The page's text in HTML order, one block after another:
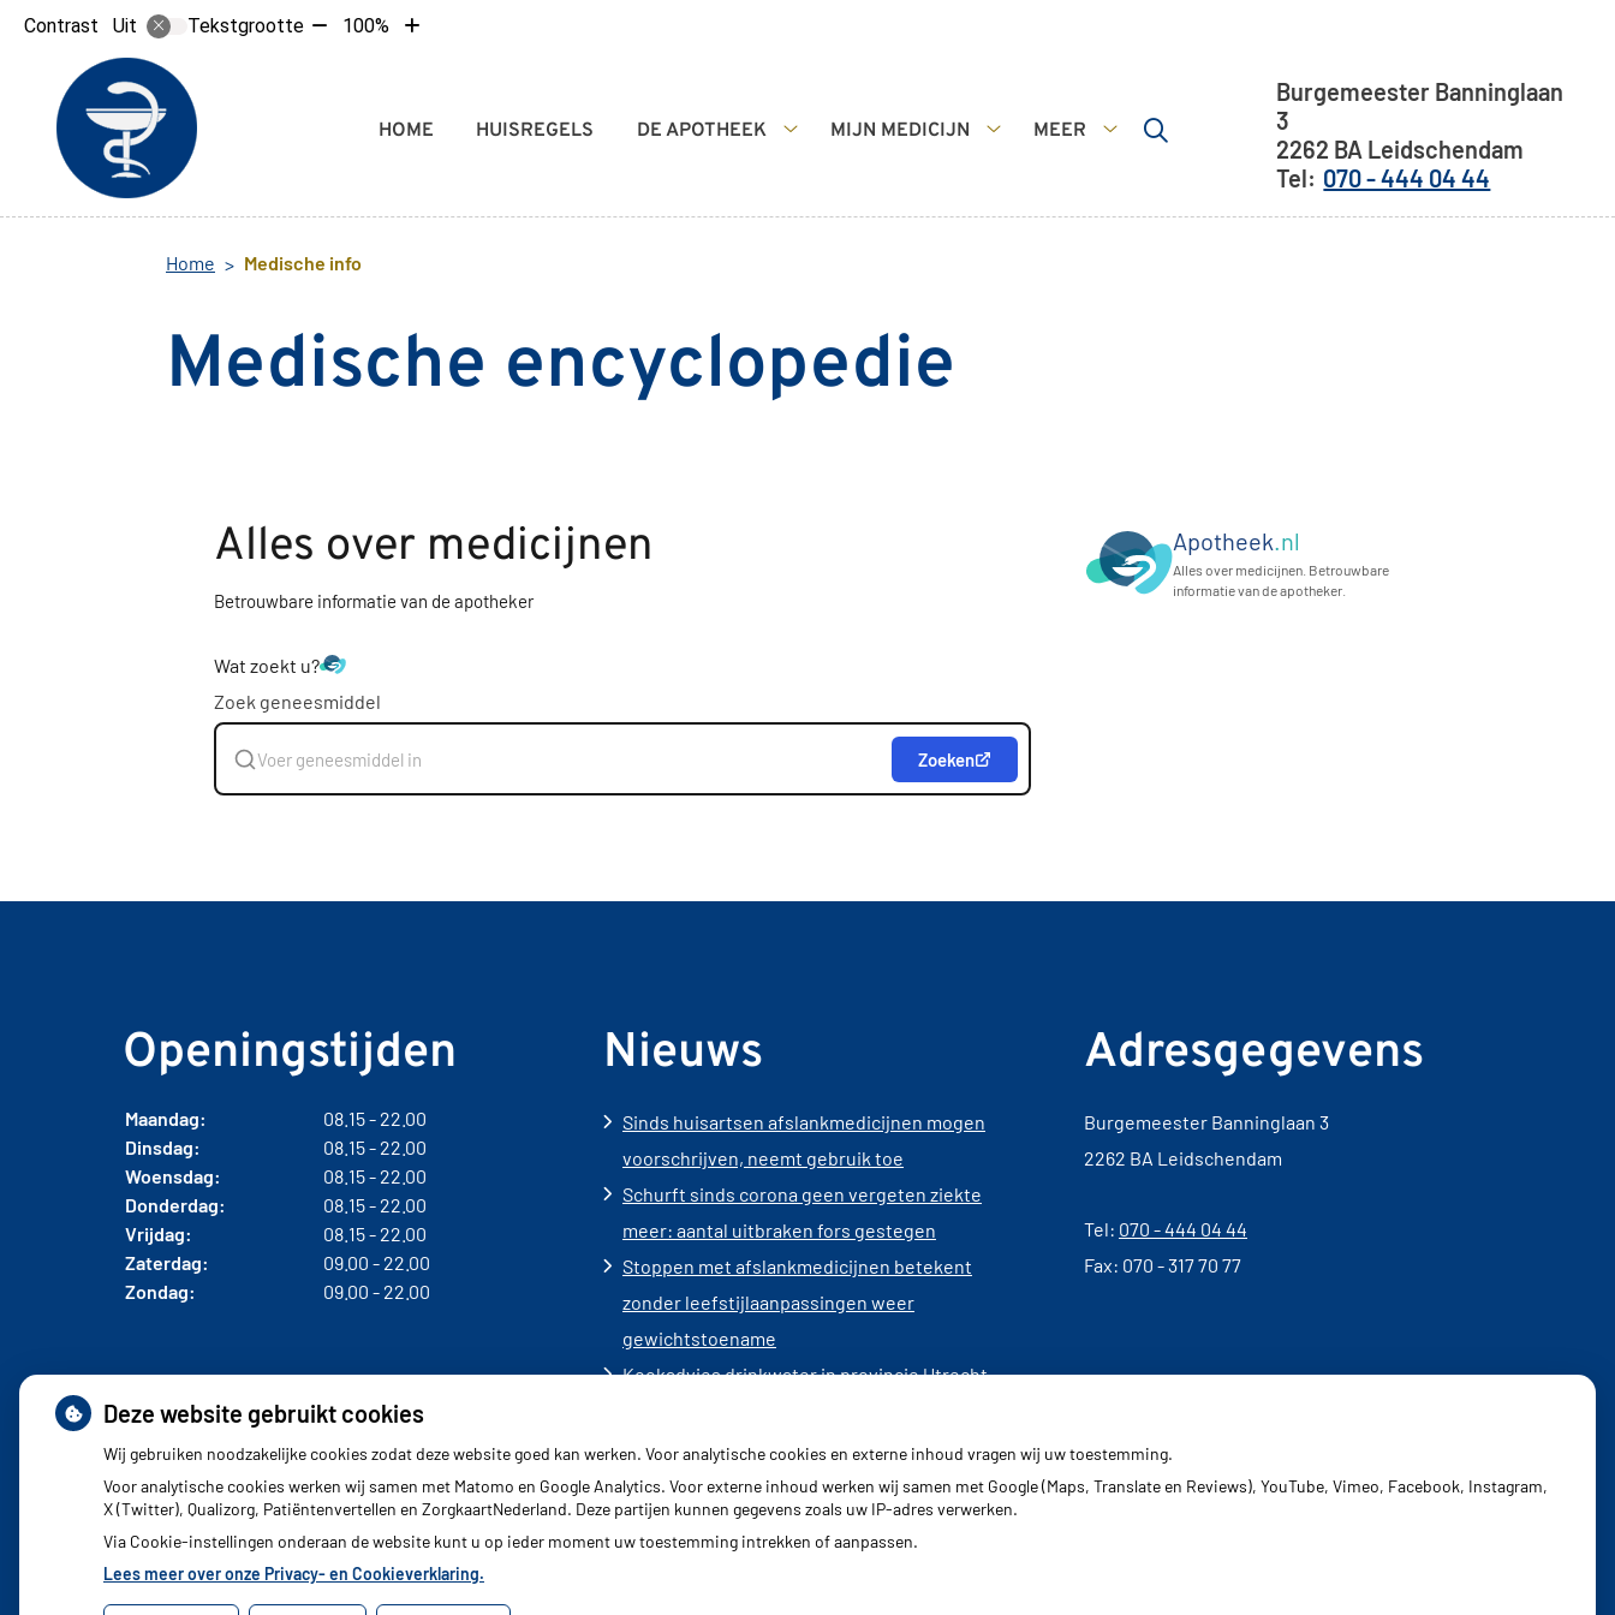
Contrast Uit Tekstgrootte Tekst100%
Tekst
Hoofdmenu
HOME HUISREGELS
DE APOTHEEK
MIJN MEDICIJN
MEER
Adresgegevens
Burgemeester Banninglaan
3
2262 BA Leidschendam
070 - 444 04 44
Home Medische info
Medische encyclopedie
Alles over medicijnen
Betrouwbare informatie van de apotheker
Apotheek.nl
Alles over medicijnen. Betrouwbare
informatie van de apotheker.
Wat zoekt u?
Zoek geneesmiddel
Zoeken
Openingstijden
Maandag:
08.15 - 22.00
Dinsdag:
08.15 - 22.00
Woensdag:
08.15 - 22.00
Donderdag:
08.15 - 22.00
Vrijdag:
08.15 - 22.00
Zaterdag:
09.00 - 22.00
Zondag:
09.00 - 22.00
Nieuws
Sinds huisartsen afslankmedicijnen mogen
voorschrijven, neemt gebruik toe
Schurft sinds corona geen vergeten ziekte
meer: aantal uitbraken fors gestegen
Stoppen met afslankmedicijnen betekent
zonder leefstijlaanpassingen weer
gewichtstoename
Kookadvies drinkwater in provincie Utrecht
Terugroepactie babyvoeding Nestlé: bacterie
kan baby’s ziek maken
Adresgegevens
Burgemeester Banninglaan 3
2262 BA Leidschendam
Tel: 070 - 444 04 44
Fax: 070 - 317 70 77
Deze website gebruikt cookies
Wij gebruiken noodzakelijke cookies zodat deze website goed kan werken. Voor analytische cookies en externe inhoud vragen wij uw toestemming.
Voor analytische cookies werken wij samen met Matomo en Google Analytics. Voor externe inhoud werken wij samen met Google (Maps, Translate en Reviews), YouTube, Vimeo, Facebook, Instagram,
X (Twitter), Qualizorg, Patiëntenvertellen en ZorgkaartNederland. Deze partijen kunnen gegevens zoals uw IP-adres verwerken.
Via Cookie-instellingen onderaan de website kunt u op ieder moment uw toestemming intrekken of aanpassen.
Lees meer over onze Privacy- en Cookieverklaring.